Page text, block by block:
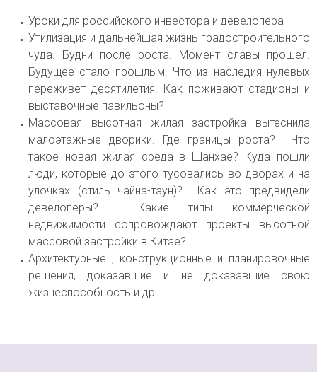
Уроки для российского инвестора и девелопера
Утилизация и дальнейшая жизнь градостроительного
чуда. Будни после роста. Момент славы прошел.
Будущее стало прошлым. Что из наследия нулевых
переживет десятилетия. Как поживают стадионы и
выставочные павильоны?
Массовая высотная жилая застройка вытеснила
малоэтажные дворики. Где границы роста? Что
такое новая жилая среда в Шанхае? Куда пошли
люди, которые до этого тусовались во дворах и на
улочках (стиль чайна-таун)? Как это предвидели
девелоперы? Какие типы коммерческой
недвижимости сопровождают проекты высотной
массовой застройки в Китае?
Архитектурные , конструкционные и планировочные
решения, доказавшие и не доказавшие свою
жизнеспособность и др.